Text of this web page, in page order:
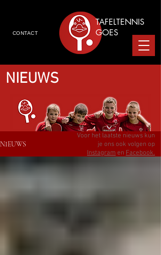
CONTACT
TAFELTENNIS
GOES
NIEUWS
NIEUWS
Voor het laatste nieuws kun
je ons ook volgen op
Instagram en Facebook.